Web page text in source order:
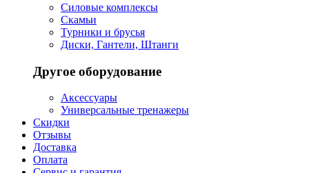
Силовые комплексы
Скамьи
Турники и брусья
Диски, Гантели, Штанги
Другое оборудование
Аксессуары
Универсальные тренажеры
Скидки
Отзывы
Доставка
Оплата